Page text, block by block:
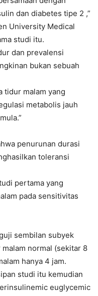
dan diabetes tipe 2 ,”
University Medical
studi itu.
dan prevalensi
bukan sebuah
tidur malam yang
metabolis jauh
penurunan durasi
toleransi
pertama yang
pada sensitivitas
sembilan subyek
normal (sekitar 8
hanya 4 jam.
studi itu kemudian
euglycemic